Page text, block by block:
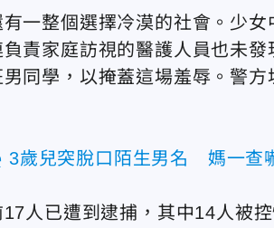
一整個選擇冷漠的社會。少
責家庭訪視的醫護人員也未
同學，以掩蓋這場羞辱。警
3歲兒突脫口陌生男名 媽一查
人已遭到逮捕，其中14人被